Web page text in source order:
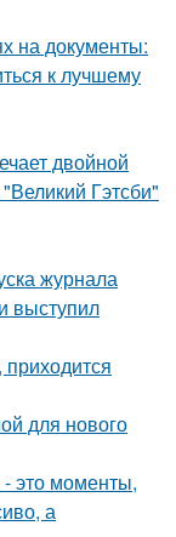
на документы:
к лучшему
двойной
Гэтсби"
журнала
выступил
приходится
для нового
это моменты,
а